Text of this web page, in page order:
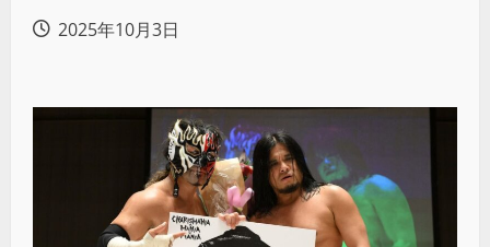
2025年10月3日